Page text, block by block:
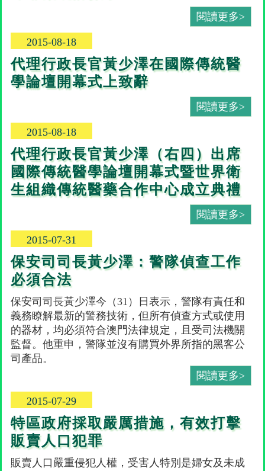
閱讀更多>
2015-08-18
代理行政長官黃少澤在國際傳統醫
學論壇開幕式上致辭
閱讀更多>
2015-08-18
代理行政長官黃少澤（右四）出席
國際傳統醫學論壇開幕式暨世界衛
生組織傳統醫藥合作中心成立典禮
閱讀更多>
2015-07-31
保安司司長黃少澤：警隊偵查工作
必須合法
保安司司長黃少澤今（31）日表示，警隊有責任和
義務瞭解最新的警務技術，但所有偵查方式或使用
的器材，均必須符合澳門法律規定，且受司法機關
監督。他重申，警隊並沒有購買外界所指的黑客公
司產品。
閱讀更多>
2015-07-29
特區政府採取嚴厲措施，有效打擊
販賣人口犯罪
販賣人口嚴重侵犯人權，受害人特別是婦女及未成